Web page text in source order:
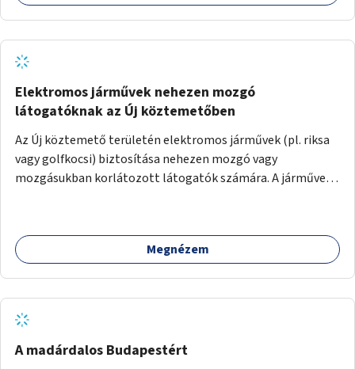
Elektromos járművek nehezen mozgó
látogatóknak az Új köztemetőben
Az Új köztemető területén elektromos járművek (pl. riksa
vagy golfkocsi) biztosítása nehezen mozgó vagy
mozgásukban korlátozott látogatók számára. A járművek
Megnézem
A madárdalos Budapestért